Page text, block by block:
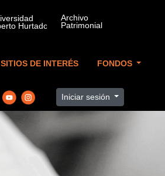
SITIOS DE INTERÉS FONDOS
Iniciar sesión